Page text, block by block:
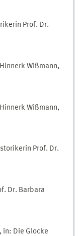
Prof. Dr.
Wißmann,
Wißmann,
Prof. Dr.
Dr. Barbara
in: Die Glocke